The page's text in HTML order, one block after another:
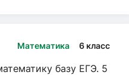
Математика 6 класс
базу ЕГЭ. 5